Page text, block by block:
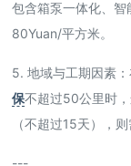
包含箱泵一体化、
80Yuan/平方米。
5. 地域与工期因素
保不超过50公里时
（不超过15天），
---